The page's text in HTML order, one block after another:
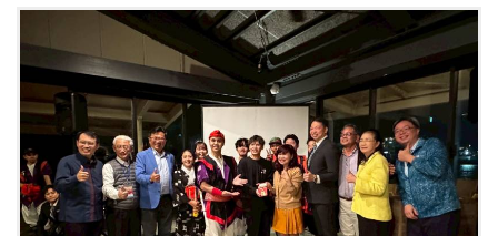
1,300家店家踏上數位轉型之路，不僅協助業者導入數位工具、優化
營運模式，逐步奠定智慧城市的核心韌性，113年度更繳出亮眼成績
單，輔導214家店家完成數位升級，累積近87萬筆線上訂單與19萬
名新會員，為城市經濟注入嶄新活力，展現臺北市推動轉型的實質
成效。